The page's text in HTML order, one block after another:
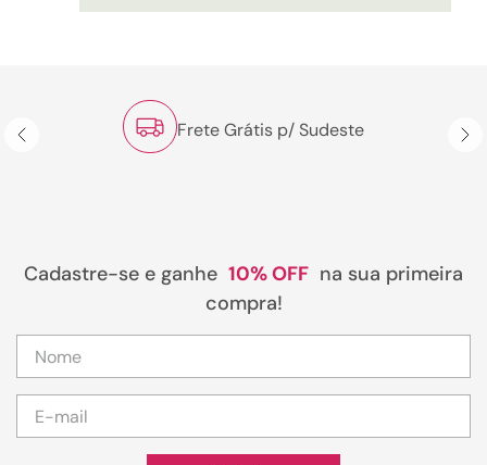
Frete Grátis p/ Sudeste
Cadastre-se e ganhe 10% OFF na sua primeira
compra!